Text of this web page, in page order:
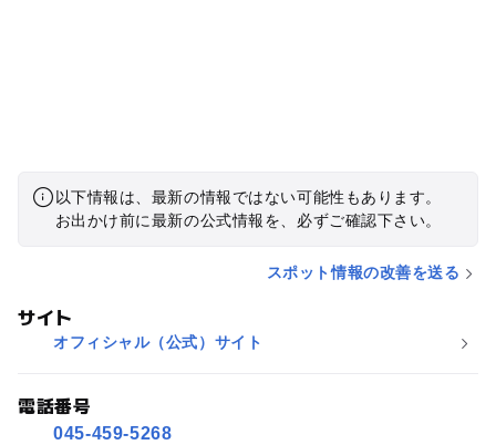
以下情報は、最新の情報ではない可能性もあります。
お出かけ前に最新の公式情報を、必ずご確認下さい。
スポット情報の改善を送る
サイト
オフィシャル（公式）サイト
電話番号
045-459-5268